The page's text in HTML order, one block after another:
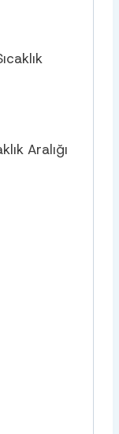
Aralığı